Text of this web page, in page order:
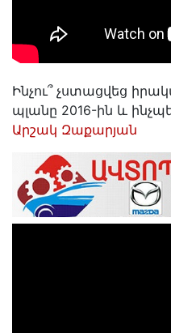
Ինչու՞ չստացվեց
պլանը 2016-ին և
Արշակ Զաքարյան